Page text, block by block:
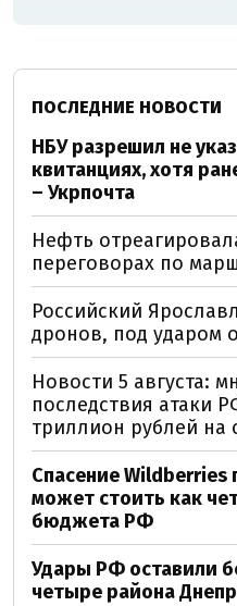
ПОСЛЕДНИЕ НОВОСТИ
НБУ разрешил не
квитанциях, хотя
– Укрпочта
Нефть
переговорах по
Российский
дронов, под ударом
Новости 5 августа:
последствия атаки
триллион рублей на
Спасение Wildberries
может стоить как
бюджета РФ
Удары РФ оставили
четыре района